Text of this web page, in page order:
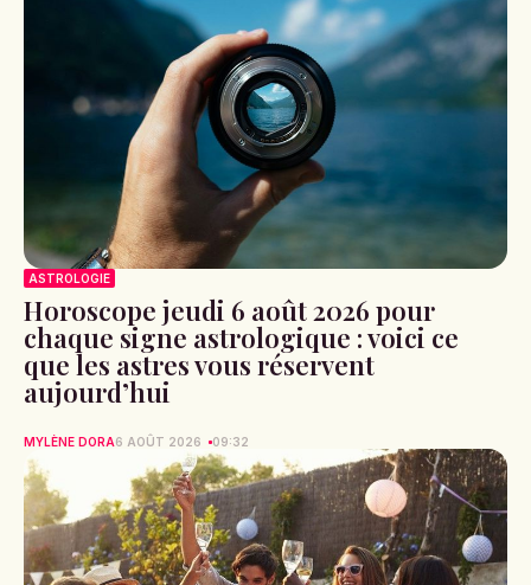
ASTROLOGIE
Horoscope jeudi 6 août 2026 pour
chaque signe astrologique : voici ce
que les astres vous réservent
aujourd’hui
MYLÈNE DORA6 AOÛT 2026 09:32